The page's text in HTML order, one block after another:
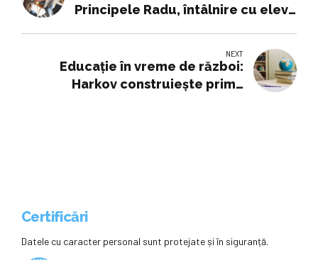
Principele Radu, întâlnire cu elevii
FOTO)
NEXT
Educație în vreme de război:
Harkov construiește prima
Certificări
Datele cu caracter personal sunt protejate și în siguranță.